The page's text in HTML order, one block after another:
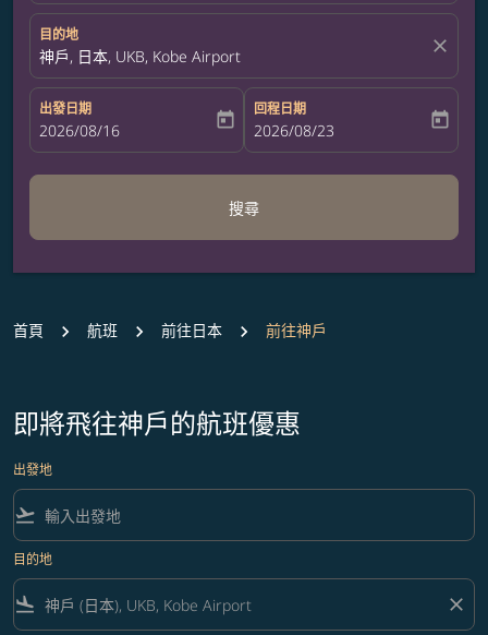
目的地
神戶, 日本, UKB, Kobe Airport close
出發日期
fc-booking-departure-date-aria-label
2026/08/16 today
回程日期
fc-booking-return-date-aria-label
2026/08/23 today
搜尋
首頁 航班 前往日本 前往神戶
即將飛往神戶的航班優惠
出發地
flight_takeoff
目的地
flight_land close